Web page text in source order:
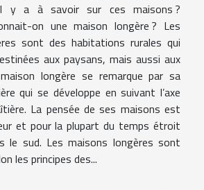
y a à savoir sur ces maisons ?
on une maison longère ? Les
sont des habitations rurales qui
aux paysans, mais aussi aux
longère se remarque par sa
qui se développe en suivant l’axe
La pensée de ses maisons est
et pour la plupart du temps étroit
le sud. Les maisons longères sont
les principes des...